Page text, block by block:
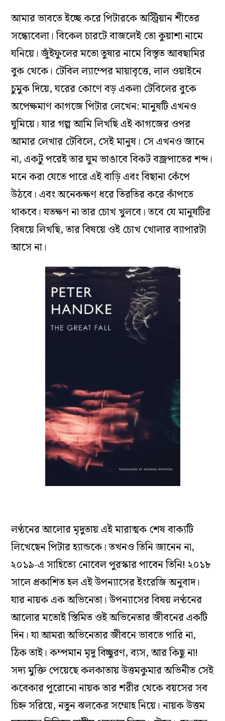
আমার ভাবতে ইচ্ছে করে পিটারকে অস্ট্রিয়ান শীতের
সন্ধ্যেবেলা। বিকেল চারটে বাজলেই তো কুয়াশা নামে
ঘনিয়ে। জুঁইফুলের মতো তুষার নামে বিস্তৃত আবছামির
বুক থেকে। টেবিল ল্যাম্পের মায়াবৃত্তে, লাল ওয়াইনে
চুমুক দিয়ে, ঘরের কোণে বড় একলা টেবিলের বুকে
অপেক্ষমাণ কাগজে পিটার লেখেন: মানুষটি এখনও
ঘুমিয়ে। যার গল্প আমি লিখছি এই কাগজের ওপর
আমার লেখার টেবিলে, সেই মানুষ। সে এখনও জানে
না, একটু পরেই তার ঘুম ভাঙাবে বিকট বজ্রপাতের শব্দ।
মনে করা যেতে পারে এই বাড়ি এবং বিছানা কেঁপে
উঠবে। এবং অনেকক্ষণ ধরে তিরতির করে কাঁপতে
থাকবে। যতক্ষণ না তার চোখ খুলবে। তবে যে মানুষটির
বিষয়ে লিখছি, তার বিষয়ে ওই চোখ খোলার ব্যাপারটা
আসে না।
লণ্ঠনের আলোর মৃদুতায় এই মারাত্মক শেষ বাক্যটি
লিখেছেন পিটার হ্যান্ডকে। তখনও তিনি জানেন না,
২০১৯-এ সাহিত্যে নোবেল পুরস্কার পাবেন তিনি! ২০১৮
সালে প্রকাশিত হল এই উপন্যাসের ইংরেজি অনুবাদ।
যার নায়ক এক অভিনেতা। উপন্যাসের বিষয় লণ্ঠনের
আলোর মতোই স্তিমিত ওই অভিনেতার জীবনের একটি
দিন। যা আমরা অভিনেতার জীবনে ভাবতে পারি না,
ঠিক তাই। কম্পমান মৃদু বিচ্ছুরণ, ব্যস, আর কিছু না!
সদ্য মুক্তি পেয়েছে কলকাতায় উত্তমকুমার অভিনীত সেই
কবেকার পুরোনো নায়ক তার শরীর থেকে বয়সের সব
চিহ্ন সরিয়ে, নতুন ঝলকের সম্মোহ নিয়ে। নায়ক উত্তম